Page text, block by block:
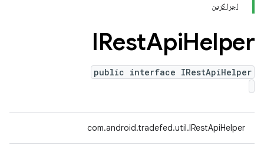
اجرا کردن
IRestApiHelper
public interface IRestApiHelper
com.android.tradefed.util.IRestApiHelper